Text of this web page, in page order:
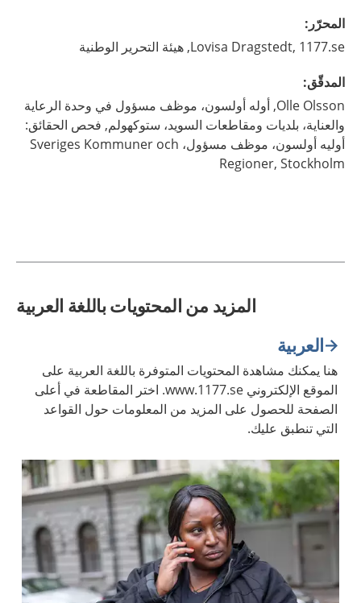
المحرّر :
Lovisa Dragstedt, 1177.se, هيئة التحرير الوطنية
المدقّق:
Olle Olsson,
أوله أولسون، موظف مسؤول في وحدة الرعاية
والعناية، بلديات ومقاطعات السويد، ستوكهولم, فحص الحقائق:
أوليه أولسون، موظف مسؤول، Sveriges Kommuner och
Regioner, Stockholm
المزيد من المحتويات باللغة العربية
العربية
هنا يمكنك مشاهدة المحتويات المتوفرة باللغة العربية على
الموقع الإلكتروني www.1177.se. اختر المقاطعة في أعلى
الصفحة للحصول على المزيد من المعلومات حول القواعد
التي تنطبق عليك.